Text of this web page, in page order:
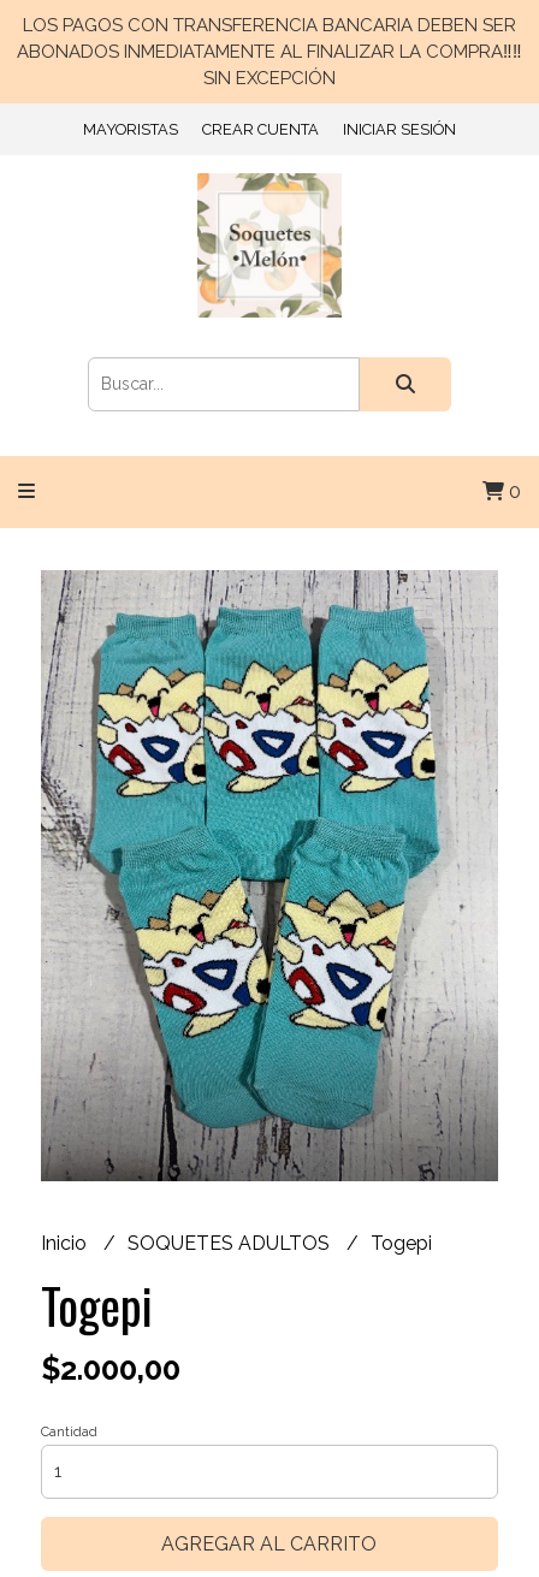
LOS PAGOS CON TRANSFERENCIA BANCARIA DEBEN SER
ABONADOS INMEDIATAMENTE AL FINALIZAR LA COMPRA‼️‼️
SIN EXCEPCIÓN
MAYORISTAS CREAR CUENTA INICIAR SESIÓN
0
Inicio SOQUETES ADULTOS Togepi
Togepi
$2.000,00
Cantidad
AGREGAR AL CARRITO